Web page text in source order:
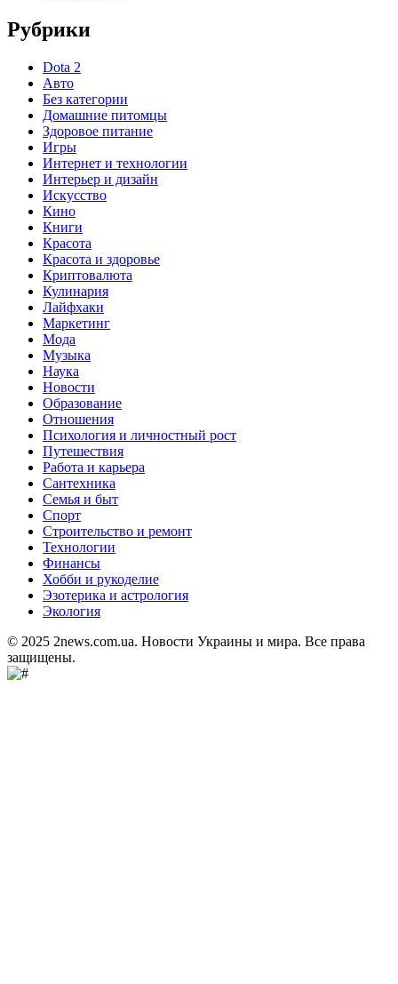
Рубрики
Dota 2
Авто
Без категории
Домашние питомцы
Здоровое питание
Игры
Интернет и технологии
Интерьер и дизайн
Искусство
Кино
Книги
Красота
Красота и здоровье
Криптовалюта
Кулинария
Лайфхаки
Маркетинг
Мода
Музыка
Наука
Новости
Образование
Отношения
Психология и личностный рост
Путешествия
Работа и карьера
Сантехника
Семья и быт
Спорт
Строительство и ремонт
Технологии
Финансы
Хобби и рукоделие
Эзотерика и астрология
Экология
© 2025 2news.com.ua. Новости Украины и мира. Все права
защищены.